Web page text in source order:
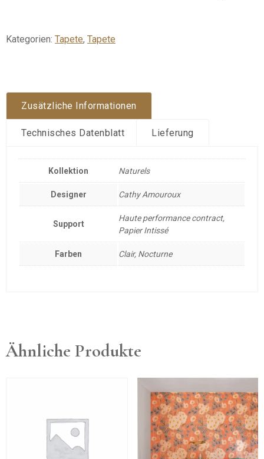
Kategorien: Tapete, Tapete
Zusätzliche Informationen
Technisches Datenblatt Lieferung
Kollektion Naturels
Designer Cathy Amouroux
Support
Haute performance contract,
Papier Intissé
Farben Clair, Nocturne
Ähnliche Produkte